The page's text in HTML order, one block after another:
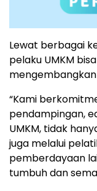
Lewat berbagai
pelaku UMKM
“Kami
pendampingan,
UMKM, tidak
juga melalui
pemberdayaan
tumbuh dan